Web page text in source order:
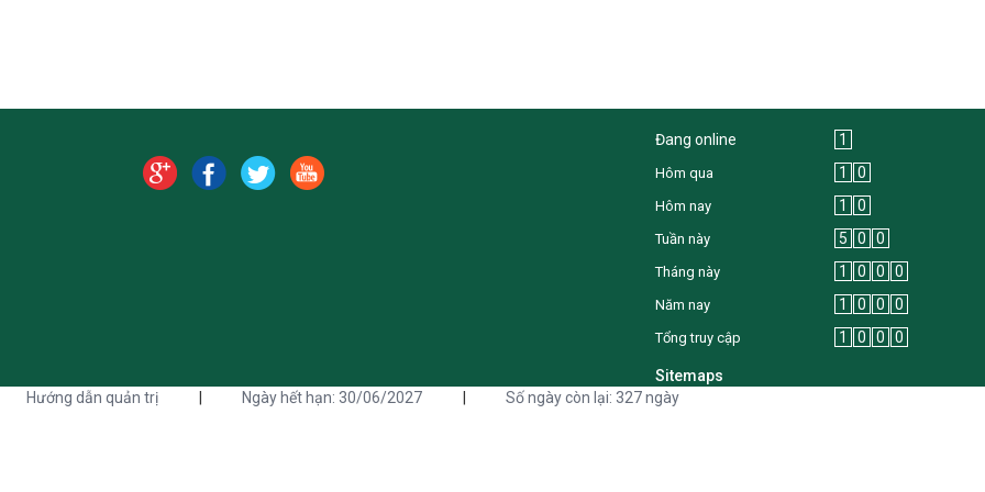
Đang online 1
Hôm qua 1 0
Hôm nay 1 0
Tuần này 5 0 0
Tháng này 1 0 0 0
Năm nay 1 0 0 0
Tổng truy cập 1 0 0 0
Sitemaps
Hướng dẫn quản trị | Ngày hết hạn: 30/06/2027 | Số ngày còn lại: 327 ngày